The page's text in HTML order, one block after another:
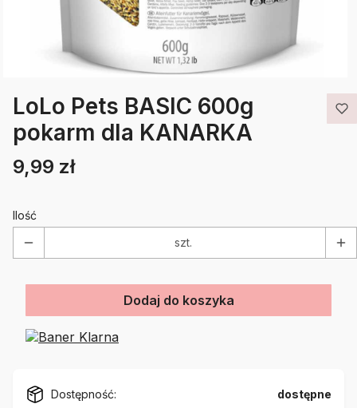
LoLo Pets BASIC 600g
pokarm dla KANARKA
Etykiety
Cena
9,99 zł
Ilość
szt.
Dodaj do koszyka
Dostępność: dostępne